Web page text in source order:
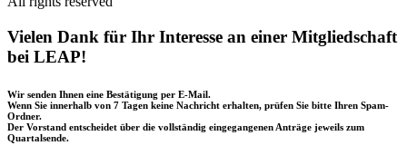
Vielen Dank für Ihr Interesse an einer Mitgliedschaft
bei LEAP!
Wir senden Ihnen eine Bestätigung per E-Mail.
Wenn Sie innerhalb von 7 Tagen keine Nachricht erhalten, prüfen Sie bitte Ihren Spam-
Ordner.
Der Vorstand entscheidet über die vollständig eingegangenen Anträge jeweils zum
Quartalsende.